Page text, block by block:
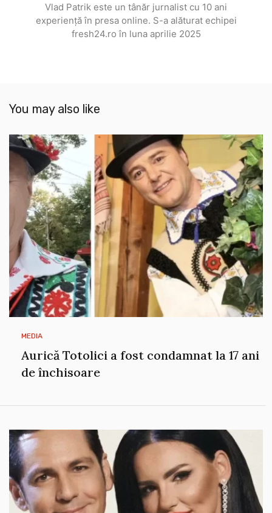
Vlad Patrik este un tânăr jurnalist cu 10 ani
experiență în presa online. S-a alăturat echipei
fresh24.ro în luna aprilie 2025
You may also like
MEDIA
Aurică Totolici a fost condamnat la 17 ani
de închisoare